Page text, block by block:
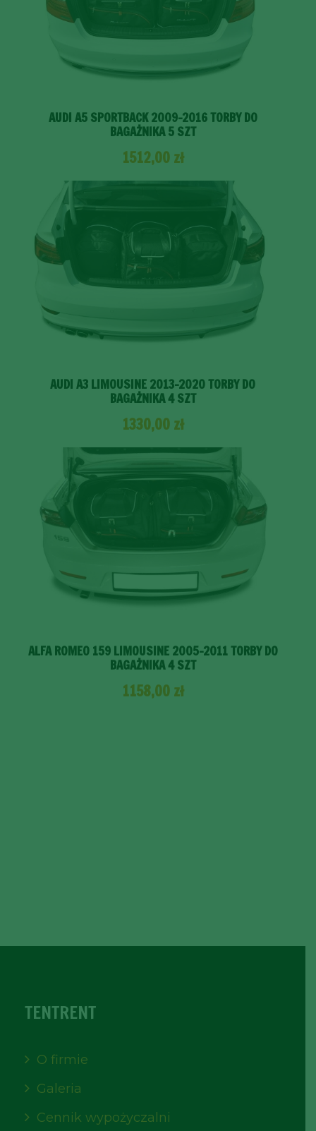
AUDI A5 SPORTBACK 2009-2016 TORBY DO
BAGAŻNIKA 5 SZT
1512,00 zł
AUDI A3 LIMOUSINE 2013-2020 TORBY DO
BAGAŻNIKA 4 SZT
1330,00 zł
ALFA ROMEO 159 LIMOUSINE 2005-2011 TORBY DO
BAGAŻNIKA 4 SZT
1158,00 zł
TENTRENT
O firmie
Galeria
Cennik wypożyczalni